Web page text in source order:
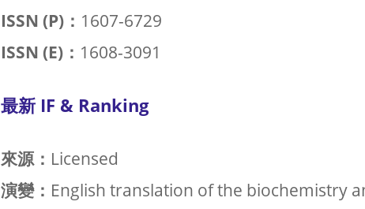
ISSN (P)： 1607-6729
ISSN (E)： 1608-3091
最新 IF & Ranking
來源： Licensed
演變： English translation of the biochemistry